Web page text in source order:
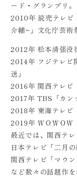
ード・グランプリ。
2010年 読売テレビ
介輔~」文化庁芸術
2012年 松本清張没
2014年 フジテレビ
送」
2016年 関西テレビ
2017年 TBS「カン
2018年 東海テレビ
2019年 ＷＯＷＯＷ
最近では、関西テレ
日本テレビ「二月の
関西テレビ「マウン
など数々の話題作を